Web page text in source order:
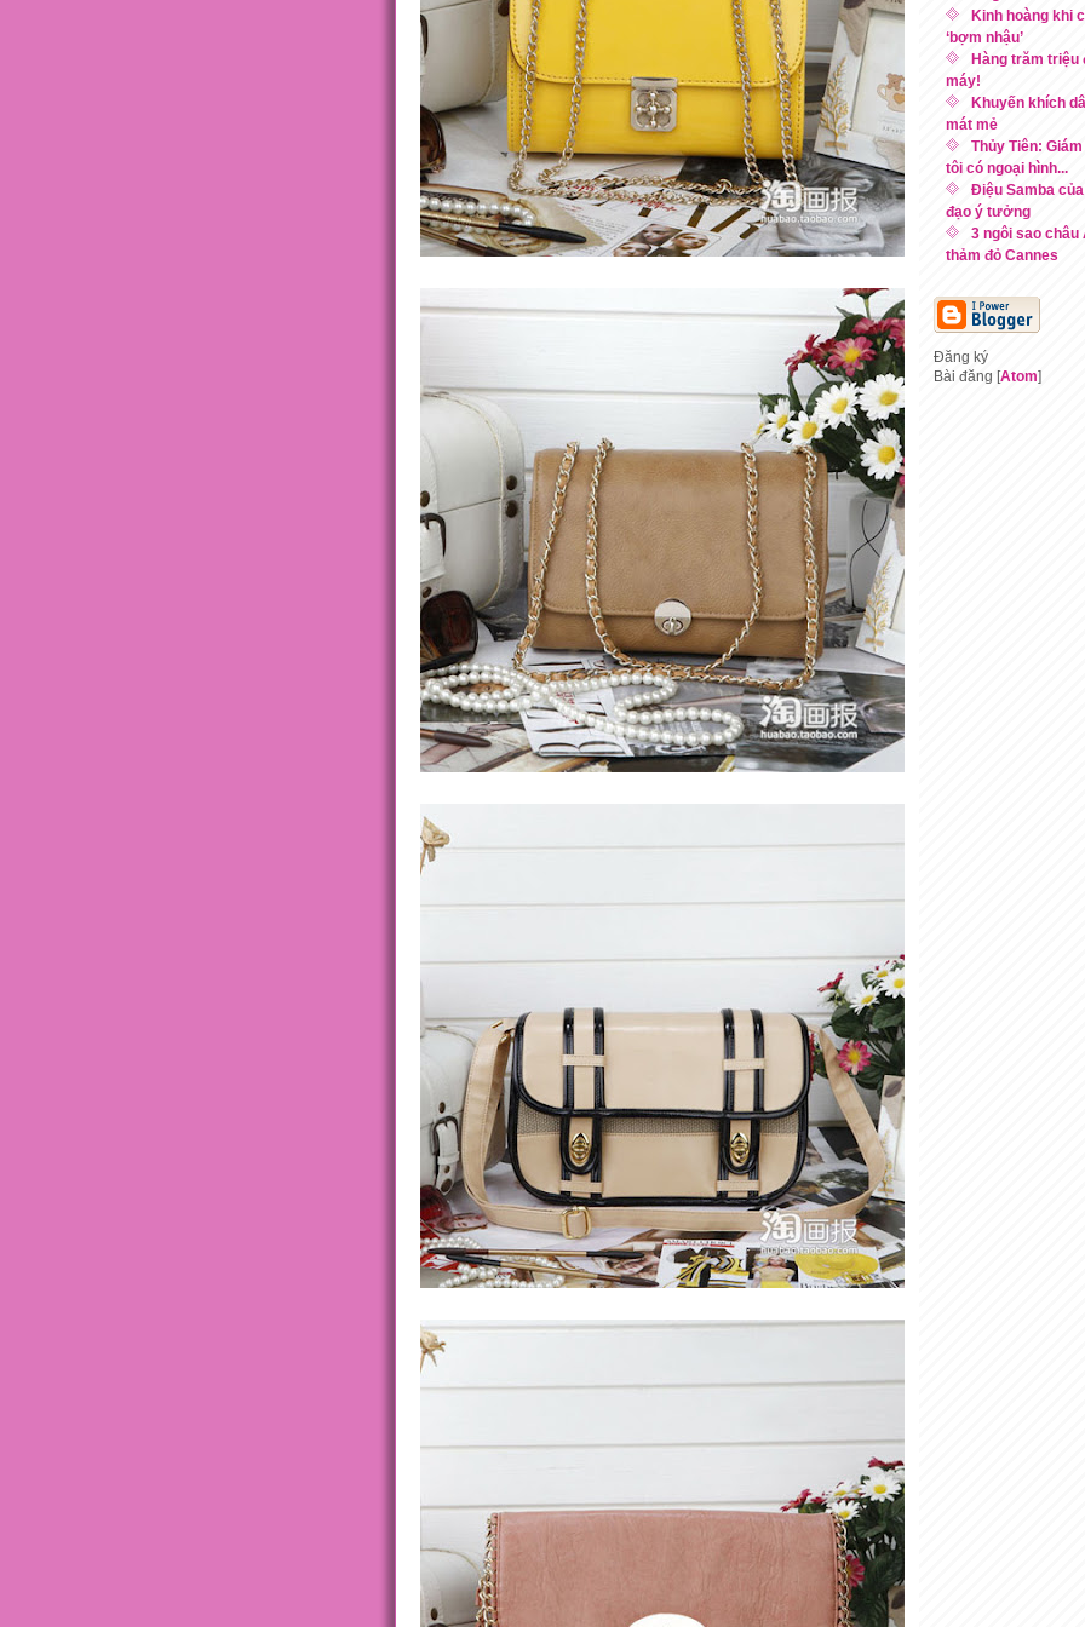
Kinh hoàng khi
‘bợm nhậu’
Hàng trăm
máy!
Khuyến khích
mát mẻ
Thủy Tiên:
tôi có ngoại hình...
Điệu Samba
đạo ý tưởng
3 ngôi sao
thảm đỏ Cannes
Đăng ký
Bài đăng [Atom]